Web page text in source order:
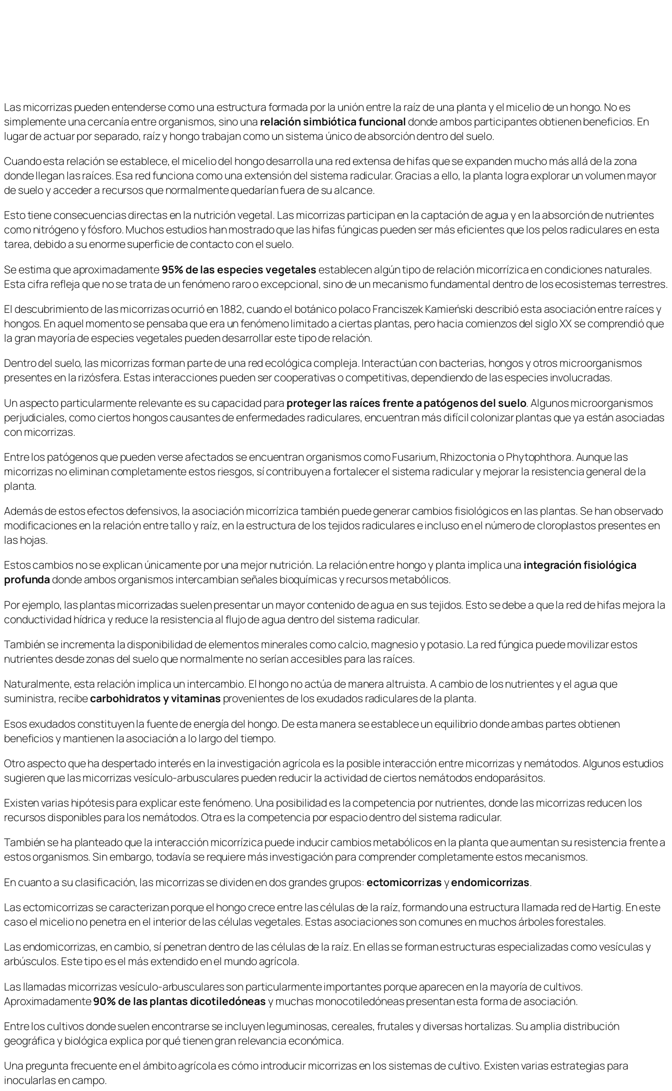
Las micorrizas pueden entenderse como una estructura formada por la unión entre la raíz de una planta y el micelio de un hongo. No es
simplemente una cercanía entre organismos, sino una relación simbiótica funcionaldonde ambos participantes obtienen beneficios. En
lugar de actuar por separado, raíz y hongo trabajan como un sistema único de absorción dentro del suelo.
Cuando esta relación se establece, el micelio del hongo desarrolla una red extensa de hifas que se expanden mucho más allá de la zona
donde llegan las raíces. Esa red funciona como una extensión del sistema radicular. Gracias a ello, la planta logra explorar un volumen mayor
de suelo y acceder a recursos que normalmente quedarían fuera de su alcance.
Esto tiene consecuencias directas en la nutrición vegetal. Las micorrizas participan en la captación de agua y en la absorción de nutrientes
como nitrógeno y fósforo. Muchos estudios han mostrado que las hifas fúngicas pueden sermás eficientes que los pelos radicularesen esta
tarea, debido a su enorme superficie de contacto con el suelo.
Se estima que aproximadamente95% de las especies vegetalesestablecen algún tipo de relación micorrízica en condiciones naturales.
Esta cifra refleja que no se trata de un fenómeno raro o excepcional, sino de un mecanismo fundamental dentro de los ecosistemas terrestres.
El descubrimiento de las micorrizas ocurrió en 1882, cuando el botánico polaco Franciszek Kamieński describió esta asociación entre raíces y
hongos. En aquel momento se pensaba que era un fenómeno limitado a ciertas plantas, pero hacia comienzos del siglo XX se comprendió que
la gran mayoría de especies vegetales pueden desarrollar este tipo de relación.
Dentro del suelo, las micorrizas forman parte de una red ecológica compleja. Interactúan con bacterias, hongos y otros microorganismos
presentes en la rizósfera. Estas interacciones pueden ser cooperativas o competitivas, dependiendo de las especies involucradas.
Un aspecto particularmente relevante es su capacidad para proteger las raíces frente a patógenos del suelo. Algunos microorganismos
perjudiciales, como ciertos hongos causantes de enfermedades radiculares, encuentran más difícil colonizar plantas que ya están asociadas
con micorrizas.
Entre los patógenos que pueden verse afectados se encuentran organismos comoFusarium, RhizoctoniaoPhytophthora. Aunque las
micorrizas no eliminan completamente estos riesgos, sí contribuyen a fortalecer el sistema radicular y mejorar la resistencia general de la
planta.
Además de estos efectos defensivos, la asociación micorrízica también puede generar cambios fisiológicos en las plantas. Se han observado
modificaciones en la relación entre tallo y raíz, en la estructura de los tejidos radiculares e incluso en el número de cloroplastos presentes en
las hojas.
Estos cambios no se explican únicamente por una mejor nutrición. La relación entre hongo y planta implica una integración fisiológica
profundadonde ambos organismos intercambian señales bioquímicas y recursos metabólicos.
Por ejemplo, las plantas micorrizadas suelen presentar un mayor contenido de agua en sus tejidos. Esto se debe a que la red de hifas mejora la
conductividad hídrica y reduce la resistencia al flujo de agua dentro del sistema radicular.
También se incrementa la disponibilidad de elementos minerales como calcio, magnesio y potasio. La red fúngica puede movilizar estos
nutrientes desde zonas del suelo que normalmente no serían accesibles para las raíces.
Naturalmente, esta relación implica un intercambio. El hongo no actúa de manera altruista. A cambio de los nutrientes y el agua que
suministra, recibecarbohidratos y vitaminas provenientes de los exudados radiculares de la planta.
Esos exudados constituyen la fuente de energía del hongo. De esta manera se establece un equilibrio donde ambas partes obtienen
beneficios y mantienen la asociación a lo largo del tiempo.
Otro aspecto que ha despertado interés en la investigación agrícola es la posible interacción entre micorrizas y nemátodos. Algunos estudios
sugieren que las micorrizas vesículo-arbusculares pueden reducir la actividad de ciertos nemátodos endoparásitos.
Existen varias hipótesis para explicar este fenómeno. Una posibilidad es la competencia por nutrientes, donde las micorrizas reducen los
recursos disponibles para los nemátodos. Otra es la competencia por espacio dentro del sistema radicular.
También se ha planteado que la interacción micorrízica puede inducir cambios metabólicos en la planta que aumentan su resistencia frente a
estos organismos. Sin embargo, todavía se requiere más investigación para comprender completamente estos mecanismos.
En cuanto a su clasificación, las micorrizas se dividen en dos grandes grupos:ectomicorrizasyendomicorrizas.
Las ectomicorrizas se caracterizan porque el hongo crece entre las células de la raíz, formando una estructura llamada red de Hartig. En este
caso el micelio no penetra en el interior de las células vegetales. Estas asociaciones son comunes en muchos árboles forestales.
Las endomicorrizas, en cambio, sí penetran dentro de las células de la raíz. En ellas se forman estructuras especializadas como vesículas y
arbúsculos. Este tipo es el más extendido en el mundo agrícola.
Las llamadas micorrizas vesículo-arbusculares son particularmente importantes porque aparecen en la mayoría de cultivos.
Aproximadamente90% de las plantas dicotiledóneasy muchas monocotiledóneas presentan esta forma de asociación.
Entre los cultivos donde suelen encontrarse se incluyen leguminosas, cereales, frutales y diversas hortalizas. Su amplia distribución
geográfica y biológica explica por qué tienen gran relevancia económica.
Una pregunta frecuente en el ámbito agrícola es cómo introducir micorrizas en los sistemas de cultivo. Existen varias estrategias para
inocularlas en campo.